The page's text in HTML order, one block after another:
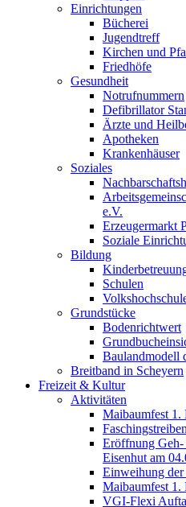
Einrichtungen
Bücherei
Jugendtreff
Kirchen und
Friedhöfe
Gesundheit
Notrufnummern
Defibrillator
Ärzte und
Apotheken
Krankenhäuser
Soziales
e.V.
Erzeugermarkt
Soziale
Bildung
Schulen
Grundstücke
Bodenrichtwert
Baulandmodell
Breitband in Scheyern
Freizeit & Kultur
Aktivitäten
Maibaumfest 1.
Eröffnung Geh-
Eisenhut am
Einweihung
Maibaumfest 1.
VGI-Flexi